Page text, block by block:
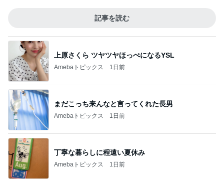
記事を読む
上原さくら ツヤツヤほっぺになるYSL
Amebaトピックス 1日前
まだこっち来んなと言ってくれた長男
Amebaトピックス 1日前
丁寧な暮らしに程遠い夏休み
Amebaトピックス 1日前